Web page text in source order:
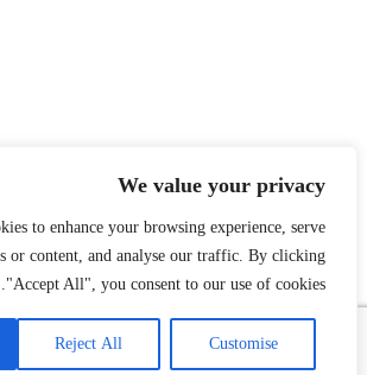
We value your privacy
to enhance your browsing experience, serve
or content, and analyse our traffic. By clicking
"Accept All", you consent to our use of cookies.
Customise
Reject All